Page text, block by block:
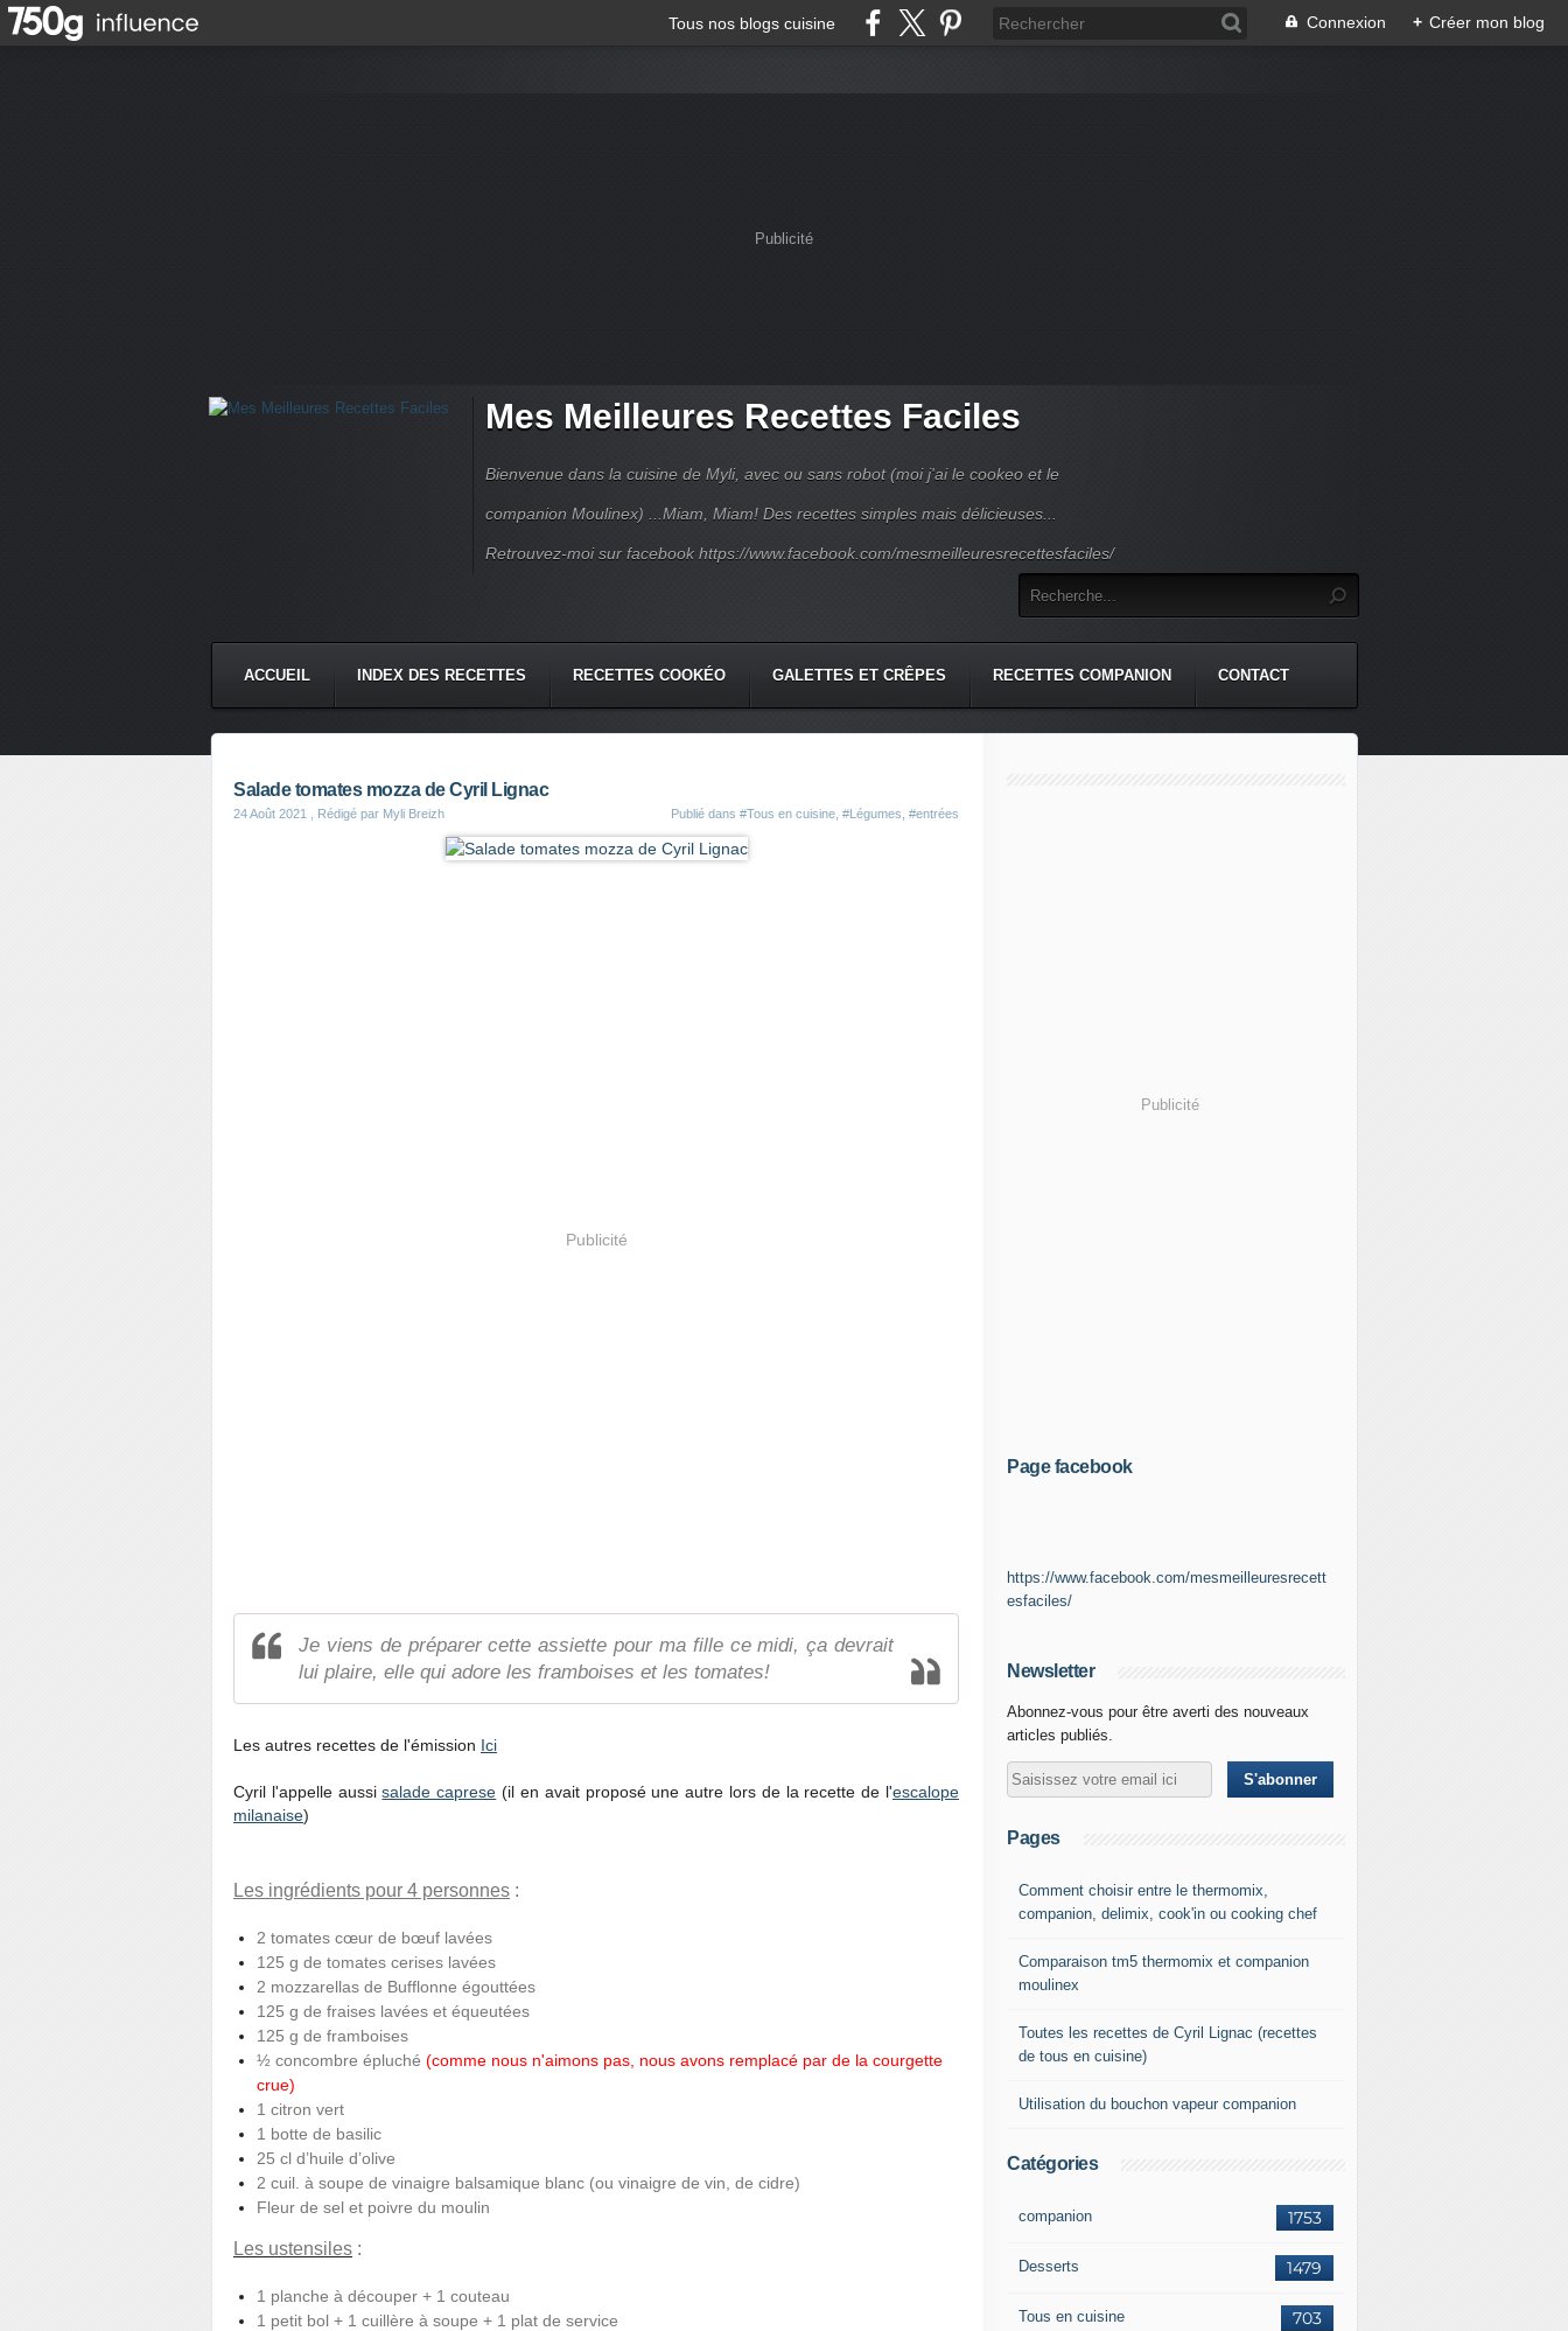
Tous nos blogs cuisine Connexion + Créer mon blog
Publicité
Mes Meilleures Recettes Faciles
Bienvenue dans la cuisine de Myli, avec ou sans robot (moi j'ai le cookeo et le
companion Moulinex) ...Miam, Miam! Des recettes simples mais délicieuses...
Retrouvez-moi sur facebook https://www.facebook.com/mesmeilleuresrecettesfaciles/
ACCUEIL INDEX DES RECETTES RECETTES COOKÉO GALETTES ET CRÊPES RECETTES COMPANION CONTACT
Salade tomates mozza de Cyril Lignac
24 Août 2021 , Rédigé par Myli Breizh Publié dans #Tous en cuisine #Légumes #entrées
Publicité
Je viens de préparer cette assiette pour ma fille ce midi, ça devrait
lui plaire, elle qui adore les framboises et les tomates!
Les autres recettes de l'émission Ici
Cyril l'appelle aussisalade caprese (il en avait proposé une autre lors de la recette de l'escalope
milanaise)
Les ingrédients pour 4 personnes :
2 tomates cœur de bœuf lavées
125 g de tomates cerises lavées
2 mozzarellas de Bufflonne égouttées
125 g de fraises lavées et équeutées
125 g de framboises
½ concombre épluché (comme nous n'aimons pas, nous avons remplacé par de la courgette
crue)
1 citron vert
1 botte de basilic
25 cl d’huile d’olive
2 cuil. à soupe de vinaigre balsamique blanc (ou vinaigre de vin, de cidre)
Fleur de sel et poivre du moulin
Les ustensiles :
1 planche à découper + 1 couteau
1 petit bol + 1 cuillère à soupe + 1 plat de service
Publicité
Page facebook
https://www.facebook.com/mesmeilleuresrecett
esfaciles/
Newsletter
Abonnez-vous pour être averti des nouveaux
articles publiés.
Pages
Comment choisir entre le thermomix,
companion, delimix, cook'in ou cooking chef
Comparaison tm5 thermomix et companion
moulinex
Toutes les recettes de Cyril Lignac (recettes
de tous en cuisine)
Utilisation du bouchon vapeur companion
Catégories
1753
companion
1479
Desserts
703
Tous en cuisine